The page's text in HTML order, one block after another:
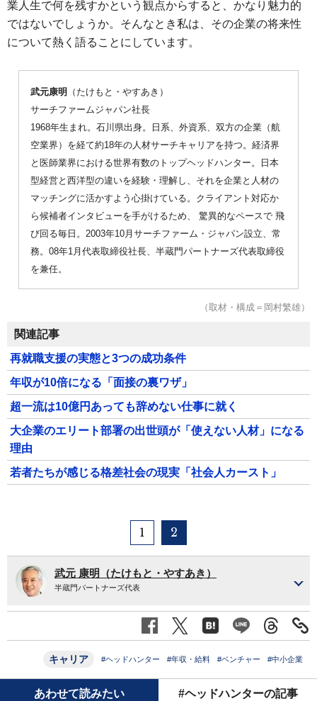
業人生で何を残すかという観点からすると、かなり魅力的
ではないでしょうか。そんなとき私は、その企業の将来性
について熱く語ることにしています。
武元康明
（たけもと・やすあき）
サーチファームジャパン社長
1968年生まれ。石川県出身。日系、外資系、双方の企業（航
空業界）を経て約18年の人材サーチキャリアを持つ。経済界
と医師業界における世界有数のトップヘッドハンター。日本
型経営と西洋型の違いを経験・理解し、それを企業と人材の
マッチングに活かすよう心掛けている。クライアント対応か
ら候補者インタビューを手がけるため、 驚異的なペースで 飛
び回る毎日。2003年10月サーチファーム・ジャパン設立、常
務。08年1月代表取締役社長、半蔵門パートナーズ代表取締役
を兼任。
（取材・構成＝岡村繁雄）
関連記事
再就職支援の実態と3つの成功条件
年収が10倍になる「面接の裏ワザ」
超一流は10億円あっても辞めない仕事に就く
大企業のエリート部署の出世頭が「使えない人材」になる
理由
若者たちが感じる格差社会の現実「社会人カースト」
1 2
武元 康明（たけもと・やすあき）
半蔵門パートナーズ代表
キャリア #ヘッドハンター #年収・給料 #ベンチャー #中小企業
あわせて読みたい #ヘッドハンターの記事